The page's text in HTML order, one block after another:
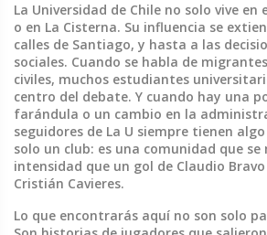
La Universidad de Chile no solo vive en
o en La Cisterna. Su influencia se
calles de Santiago, y hasta a las
sociales. Cuando se habla de
civiles, muchos estudiantes
centro del debate. Y cuando hay una
farándula o un cambio en la
seguidores de La U siempre tienen
solo un club: es una comunidad que se
intensidad que un gol de Claudio
Cristián Cavieres.
Lo que encontrarás aquí no son solo